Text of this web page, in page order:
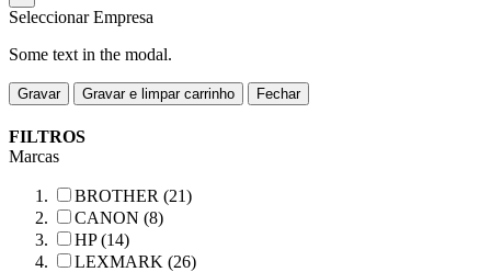
Seleccionar Empresa
Some text in the modal.
Gravar Gravar e limpar carrinho Fechar
FILTROS
Marcas
BROTHER (21)
CANON (8)
HP (14)
LEXMARK (26)